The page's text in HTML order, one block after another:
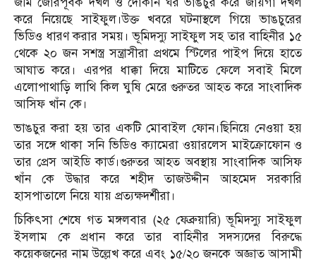
করে নিয়েছে সাইফুল।উক্ত খবরে ঘটনাস্থলে গিয়ে ভাঙচুরের
ভিডিও ধারণ করার সময়। ভূমিদস্যু সাইফুল সহ তার বাহিনীর ১৫
থেকে ২০ জন সশস্ত্র সন্ত্রাসীরা প্রথমে স্টিলের পাইপ দিয়ে হাতে
আঘাত করে। এরপর ধাক্কা দিয়ে মাটিতে ফেলে সবাই মিলে
এলোপাথাড়ি লাথি কিল ঘুষি মেরে গুরুতর আহত করে সাংবাদিক
আসিফ খাঁন কে।
ভাঙচুর করা হয় তার একটি মোবাইল ফোন।ছিনিয়ে নেওয়া হয়
তার সঙ্গে থাকা সনি ভিডিও ক্যামেরা ওয়ারলেস মাইক্রোফোন ও
তার প্রেস আইডি কার্ড।গুরুতর আহত অবস্থায় সাংবাদিক আসিফ
খাঁন কে উদ্ধার করে শহীদ তাজউদ্দীন আহমেদ সরকারি
হাসপাতালে নিয়ে যায় প্রত্যক্ষদর্শীরা।
চিকিৎসা শেষে গত মঙ্গলবার (২৫ ফেব্রুয়ারি) ভূমিদস্যু সাইফুল
ইসলাম কে প্রধান করে তার বাহিনীর সদস্যদের বিরুদ্ধে
কয়েকজনের নাম উল্লেখ করে এবং ১৫/২০ জনকে অজ্ঞাত আসামী